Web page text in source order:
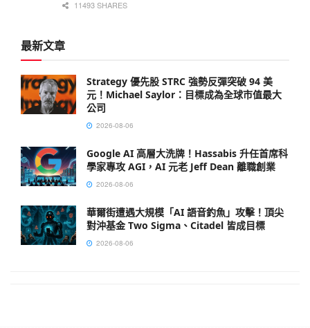
11493 SHARES
最新文章
Strategy 優先股 STRC 強勢反彈突破 94 美
元！Michael Saylor：目標成為全球市值最大
公司
2026-08-06
Google AI 高層大洗牌！Hassabis 升任首席科
學家專攻 AGI，AI 元老 Jeff Dean 離職創業
2026-08-06
華爾街遭遇大規模「AI 語音釣魚」攻擊！頂尖
對沖基金 Two Sigma、Citadel 皆成目標
2026-08-06